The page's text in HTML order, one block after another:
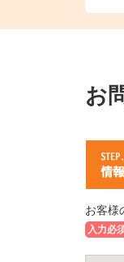
お
お客様
入力必